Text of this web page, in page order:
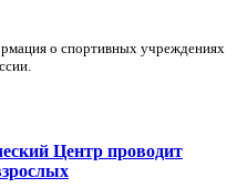
о спортивных учреждениях
Центр проводит